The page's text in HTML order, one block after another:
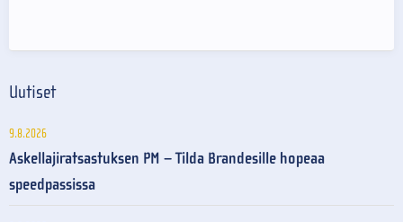
Uutiset
9.8.2026
Askellajiratsastuksen PM – Tilda Brandesille hopeaa
speedpassissa